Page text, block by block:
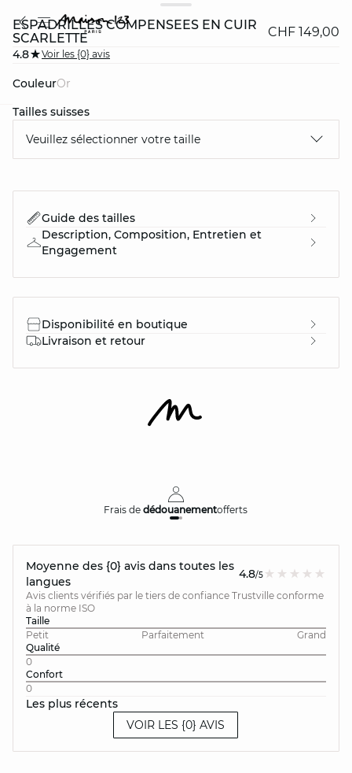
ESPADRILLES COMPENSÉES EN CUIR
SCARLETTE
CHF 149,00
4.8 Voir les {0} avis
Couleur
or
Tailles suisses
Veuillez sélectionner votre taille
Guide des tailles
Description, Composition, Entretien et
Engagement
Disponibilité en boutique
Livraison et retour
Frais dedédouanementofferts
Moyenne des {0} avis dans toutes les
langues
4.8/5
Avis clients vérifiés par le tiers de confiance Trustville conforme
à la norme ISO
Taille
Petit
Parfaitement
Grand
Qualité
0
Confort
0
Les plus récents
VOIR LES {0} AVIS